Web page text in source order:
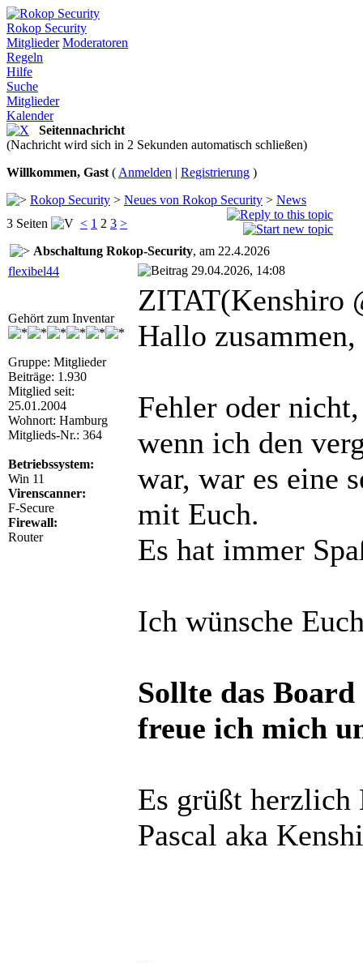
Rokop Security
Mitglieder Moderatoren
Regeln
Hilfe
Suche
Mitglieder
Kalender
Seitennachricht
(Nachricht wird sich in 2 Sekunden automatisch schließen)
Willkommen, Gast ( Anmelden | Registrierung )
Rokop Security > Neues von Rokop Security > News
3 Seiten
< 1 2 3 >
Abschaltung Rokop-Security, am 22.4.2026
flexibel44
29.04.2026, 14:08
Gehört zum Inventar
Gruppe: Mitglieder
Beiträge: 1.930
Mitglied seit:
25.01.2004
Wohnort: Hamburg
Mitglieds-Nr.: 364
Betriebssystem:
Win 11
Virenscanner:
F-Secure
Firewall:
Router
ZITAT(Kenshiro
Hallo zusammen,
Fehler oder
wenn ich den
war, war es eine
mit Euch.
Es hat immer
Ich wünsche
Sollte das
freue ich mich
Es grüßt herzlich
Pascal aka